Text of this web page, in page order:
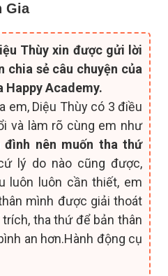
Gia
Thùy xin được gửi lời
chia sẻ câu chuyện của
Happy Academy.
em, Diệu Thùy có 3 điều
và làm rõ cùng em như
nên muốn tha thứ
lý do nào cũng được,
luôn luôn cần thiết, em
mình được giải thoát
tha thứ để bản thân
an hơn.Hành động cụ